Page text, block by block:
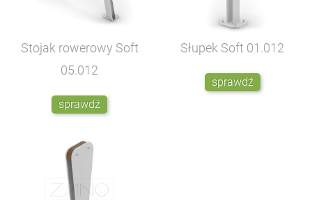
Stojak rowerowy Soft
05.012
sprawdź
Słupek Soft 01.012
sprawdź